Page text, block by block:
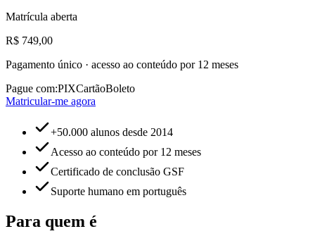
Matrícula aberta
R$ 749,00
Pagamento único · acesso ao conteúdo por 12 meses
Pague com:PIXCartãoBoleto
Matricular-me agora
+50.000 alunos desde 2014
Acesso ao conteúdo por 12 meses
Certificado de conclusão GSF
Suporte humano em português
Para quem é